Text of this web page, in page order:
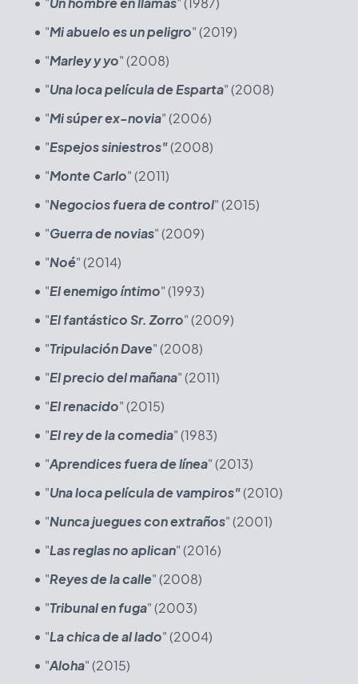
"Mi abuelo es un peligro" (2019)
"Marley y yo" (2008)
"Una loca película de Esparta" (2008)
"Mi súper ex-novia" (2006)
"Espejos siniestros"(2008)
"Monte Carlo" (2011)
"Negocios fuera de control" (2015)
"Guerra de novias" (2009)
"Noé" (2014)
"El enemigo íntimo" (1993)
"El fantástico Sr. Zorro" (2009)
"Tripulación Dave" (2008)
"El precio del mañana" (2011)
"El renacido" (2015)
"El rey de la comedia" (1983)
"Aprendices fuera de línea" (2013)
"Una loca película de vampiros"(2010)
"Nunca juegues con extraños" (2001)
"Las reglas no aplican" (2016)
"Reyes de la calle" (2008)
"Tribunal en fuga" (2003)
"La chica de al lado" (2004)
"Aloha" (2015)